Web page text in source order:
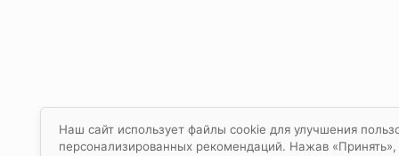
Наш сайт использует файлы cookie для улучшения
персонализированных рекомендаций. Нажав